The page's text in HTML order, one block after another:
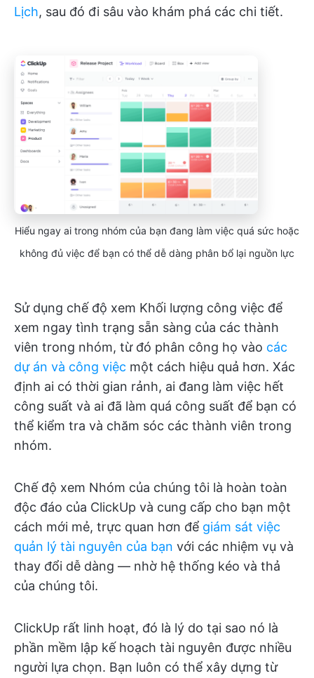
Lịch, sau đó đi sâu vào khám phá các chi tiết.
Hiểu ngay ai trong nhóm của bạn đang làm việc quá sức hoặc
không đủ việc để bạn có thể dễ dàng phân bổ lại nguồn lực
Sử dụng chế độ xem Khối lượng công việc để
xem ngay tình trạng sẵn sàng của các thành
viên trong nhóm, từ đó phân công họ vào các
dự án và công việc một cách hiệu quả hơn. Xác
định ai có thời gian rảnh, ai đang làm việc hết
công suất và ai đã làm quá công suất để bạn có
thể kiểm tra và chăm sóc các thành viên trong
nhóm.
Chế độ xem Nhóm của chúng tôi là hoàn toàn
độc đáo của ClickUp và cung cấp cho bạn một
cách mới mẻ, trực quan hơn để giám sát việc
quản lý tài nguyên của bạn với các nhiệm vụ và
thay đổi dễ dàng — nhờ hệ thống kéo và thả
của chúng tôi.
ClickUp rất linh hoạt, đó là lý do tại sao nó là
phần mềm lập kế hoạch tài nguyên được nhiều
người lựa chọn. Bạn luôn có thể xây dựng từ